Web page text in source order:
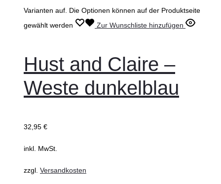
Varianten auf. Die Optionen können auf der Produktseite
gewählt werden
Zur Wunschliste hinzufügen
Hust and Claire –
Weste dunkelblau
32,95 €
inkl. MwSt.
zzgl. Versandkosten